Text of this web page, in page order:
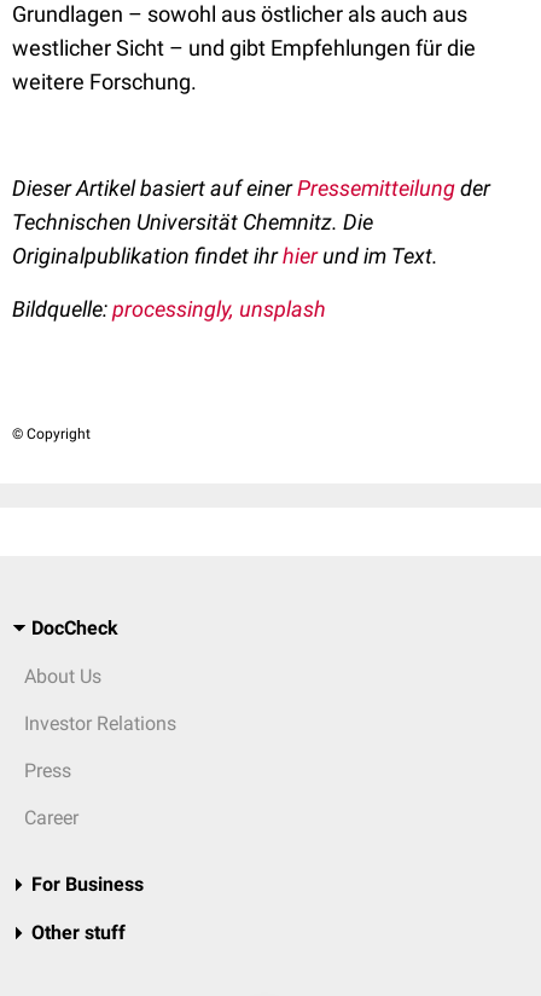
Grundlagen – sowohl aus östlicher als auch aus
westlicher Sicht – und gibt Empfehlungen für die
weitere Forschung.
Dieser Artikel basiert auf einerPressemitteilungder
Technischen Universität Chemnitz. Die
Originalpublikation findet ihrhierund im Text.
Bildquelle:processingly, unsplash
© Copyright
DocCheck
About Us
Investor Relations
Press
Career
For Business
Other stuff